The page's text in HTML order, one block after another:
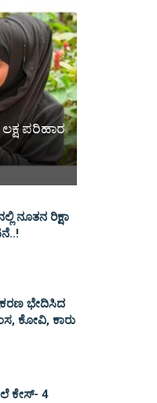
ಲಕ್ಷ ಪರಿಹಾರ
ನೂತನ ರಿಕ್ಷಾ
ಭೇದಿಸಿದ
ಕೋವಿ, ಕಾರು
ಕೇಸ್‌- 4